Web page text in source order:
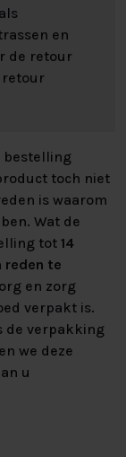
dit direct te
en
de retour
retour
bestelling
toch niet
is waarom
Wat de
tot 14
reden te
en zorg
verpakt is.
de verpakking
we deze
u